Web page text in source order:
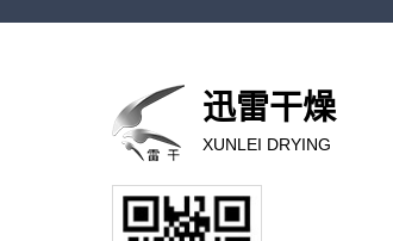
迅雷干燥
XUNLEI DRYING